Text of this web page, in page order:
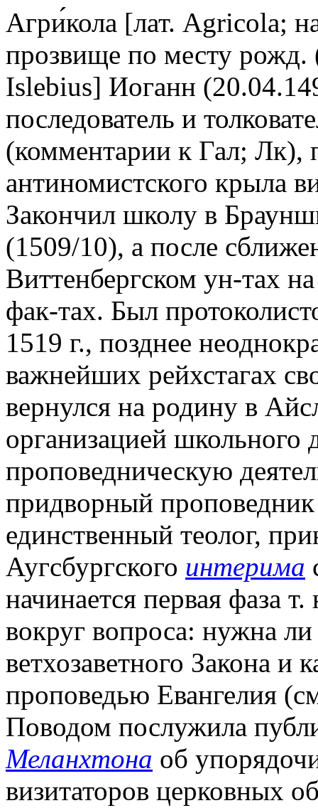
Агри́кола [лат. Agricola;
прозвище по месту рожд.
Islebius] Иоганн
последователь и
(комментарии к Гал; Лк),
антиномистского крыла
Закончил школу в
(1509/10), а после
Виттенбергском ун-тах
фак-тах. Был
1519 г., позднее
важнейших рейхстагах
вернулся на родину в
организацией школьного
проповедническую
придворный
единственный теолог,
Аугсбургского интерима
начинается первая фаза
вокруг вопроса: нужна
ветхозаветного Закона и
проповедью Евангелия
Поводом послужила
Меланхтона об
визитаторов церковных